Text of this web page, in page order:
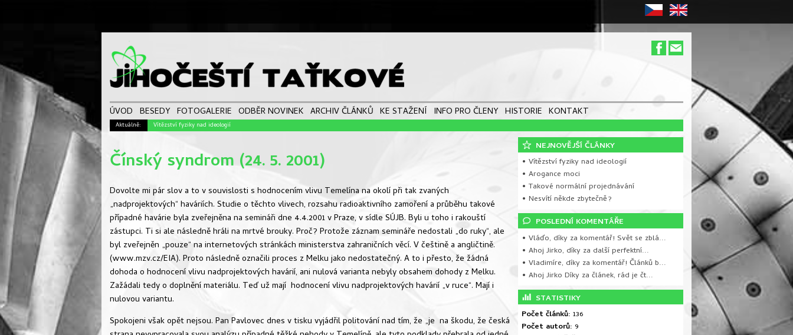
ÚVOD BESEDY FOTOGALERIE ODBĚR NOVINEK ARCHIV ČLÁNKŮ KE STAŽENÍ INFO PRO ČLENY HISTORIE KONTAKT
Aktuálně: Vítězství fyziky nad ideologií
Čínský syndrom (24. 5. 2001)
Dovolte mi pár slov a to v souvislosti s hodnocením vlivu Temelína na okolí při tak zvaných
„nadprojektových“ haváriích. Studie o těchto vlivech, rozsahu radioaktivního zamoření a průběhu takové
případné havárie byla zveřejněna na semináři dne 4.4.2001 v Praze, v sídle SÚJB. Byli u toho i rakouští
zástupci. Ti si ale následně hráli na mrtvé brouky. Proč? Protože záznam semináře nedostali „do ruky“, ale
byl zveřejněn „pouze“ na internetových stránkách ministerstva zahraničních věcí. V češtině a angličtině.
(www.mzv.cz/EIA). Proto následně označili proces z Melku jako nedostatečný. A to i přesto, že žádná
dohoda o hodnocení vlivu nadprojektových havárií, ani nulová varianta nebyly obsahem dohody z Melku.
Zažádali tedy o doplnění materiálu. Teď už mají hodnocení vlivu nadprojektových havárií „v ruce“. Mají i
nulovou variantu.
Spokojeni však opět nejsou. Pan Pavlovec dnes v tisku vyjádřil politování nad tím, že „je na škodu, že česká
NEJNOVĚJŚÍ ČLÁNKY
• Vítězství fyziky nad ideologií
• Arogance moci
• Takové normální projednávání
• Nesvítí někde zbytečně?
POSLEDNÍ KOMENTÁŘE
• Vláďo, díky za komentář! Svět se zblá...
• Ahoj Jirko, díky za další perfektní...
• Vladimíre, díky za komentář! Článků b...
• Ahoj Jirko Díky za článek, rád je čt...
STATISTIKY
Počet článků: 136
Počet autorů: 9